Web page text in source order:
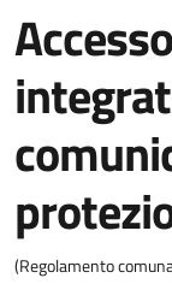
(Regolamento